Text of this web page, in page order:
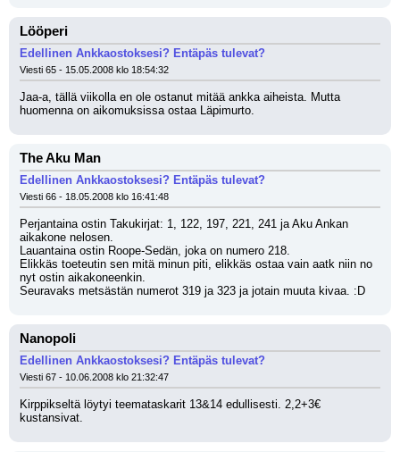
Lööperi
Edellinen Ankkaostoksesi? Entäpäs tulevat?
Viesti 65 - 15.05.2008 klo 18:54:32
Jaa-a, tällä viikolla en ole ostanut mitää ankka aiheista. Mutta
huomenna on aikomuksissa ostaa Läpimurto.
The Aku Man
Edellinen Ankkaostoksesi? Entäpäs tulevat?
Viesti 66 - 18.05.2008 klo 16:41:48
Perjantaina ostin Takukirjat: 1, 122, 197, 221, 241 ja Aku Ankan
aikakone nelosen.
Lauantaina ostin Roope-Sedän, joka on numero 218.
Elikkäs toeteutin sen mitä minun piti, elikkäs ostaa vain aatk niin no
nyt ostin aikakoneenkin.
Seuravaks metsästän numerot 319 ja 323 ja jotain muuta kivaa. :D
Nanopoli
Edellinen Ankkaostoksesi? Entäpäs tulevat?
Viesti 67 - 10.06.2008 klo 21:32:47
Kirppikseltä löytyi teemataskarit 13&14 edullisesti. 2,2+3€
kustansivat.